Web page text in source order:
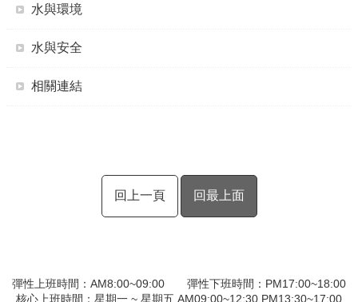
水與環境
水與安全
相關連結
回上一頁 回最上面
彈性上班時間：AM8:00~09:00 彈性下班時間：PM17:00~18:00
核心上班時間：星期一 ~ 星期五 AM09:00~12:30 PM13:30~17:00